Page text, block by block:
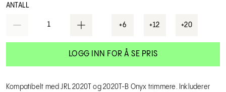
ANTALL
1 +6 +12 +20
LOGG INN FOR Å SE PRIS
Kompatibelt med JRL 2020T og 2020T-B Onyx trimmere. Inkluderer